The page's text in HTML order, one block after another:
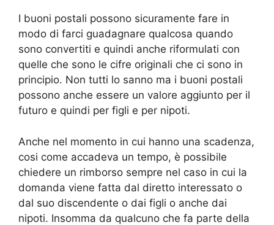
I buoni postali possono sicuramente fare in
modo di farci guadagnare qualcosa quando
sono convertiti e quindi anche riformulati con
quelle che sono le cifre originali che ci sono in
principio. Non tutti lo sanno ma i buoni postali
possono anche essere un valore aggiunto per il
futuro e quindi per figli e per nipoti.
Anche nel momento in cui hanno una scadenza,
cosi come accadeva un tempo, è possibile
chiedere un rimborso sempre nel caso in cui la
domanda viene fatta dal diretto interessato o
dal suo discendente o dai figli o anche dai
nipoti. Insomma da qualcuno che fa parte della